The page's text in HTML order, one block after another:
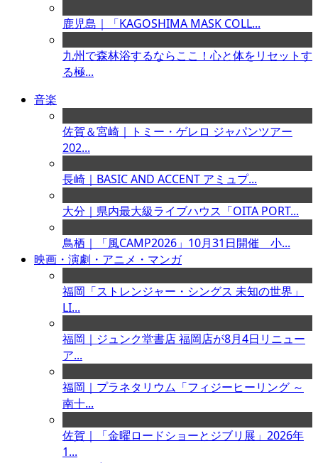
鹿児島｜「KAGOSHIMA MASK COLL...
九州で森林浴するならここ！心と体をリセットす
る極...
音楽
佐賀＆宮崎｜トミー・ゲレロ ジャパンツアー
202...
長崎｜BASIC AND ACCENT アミュプ...
大分｜県内最大級ライブハウス「OITA PORT...
鳥栖｜「風CAMP2026」10月31日開催 小...
映画・演劇・アニメ・マンガ
福岡「ストレンジャー・シングス 未知の世界」
LI...
福岡｜ジュンク堂書店 福岡店が8月4日リニュー
ア...
福岡｜プラネタリウム「フィジーヒーリング ～
南十...
佐賀｜「金曜ロードショーとジブリ展」2026年
1...